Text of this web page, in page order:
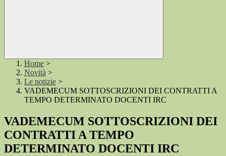
Home >
Novità >
Le notizie >
VADEMECUM SOTTOSCRIZIONI DEI CONTRATTI A
TEMPO DETERMINATO DOCENTI IRC
VADEMECUM SOTTOSCRIZIONI DEI
CONTRATTI A TEMPO
DETERMINATO DOCENTI IRC